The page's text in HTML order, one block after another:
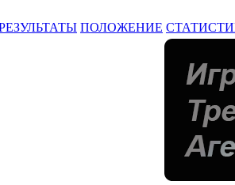
ПОЛОЖЕНИЕ